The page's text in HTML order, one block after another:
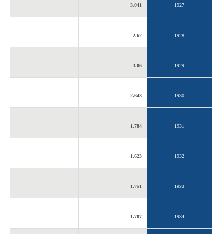
1927
3.041
1928
2.62
1929
3.06
1930
2.643
1931
1.784
1932
1.623
1933
1.751
1934
1.707